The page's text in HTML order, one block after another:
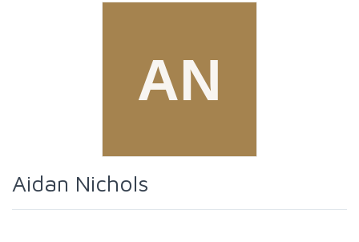
Aidan Nichols